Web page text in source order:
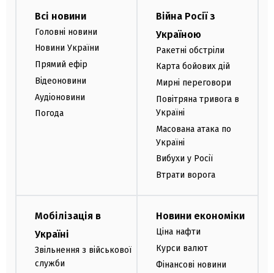
Всі новини
Головні новини
Новини України
Прямий ефір
Відеоновини
Аудіоновини
Погода
Війна Росії з
Україною
Ракетні обстріли
Карта бойових дій
Мирні переговори
Повітряна тривога в
Україні
Масована атака по
Україні
Вибухи у Росії
Втрати ворога
Мобілізація в
Україні
Звільнення з військової
служби
Новини економіки
Ціна нафти
Курси валют
Фінансові новини